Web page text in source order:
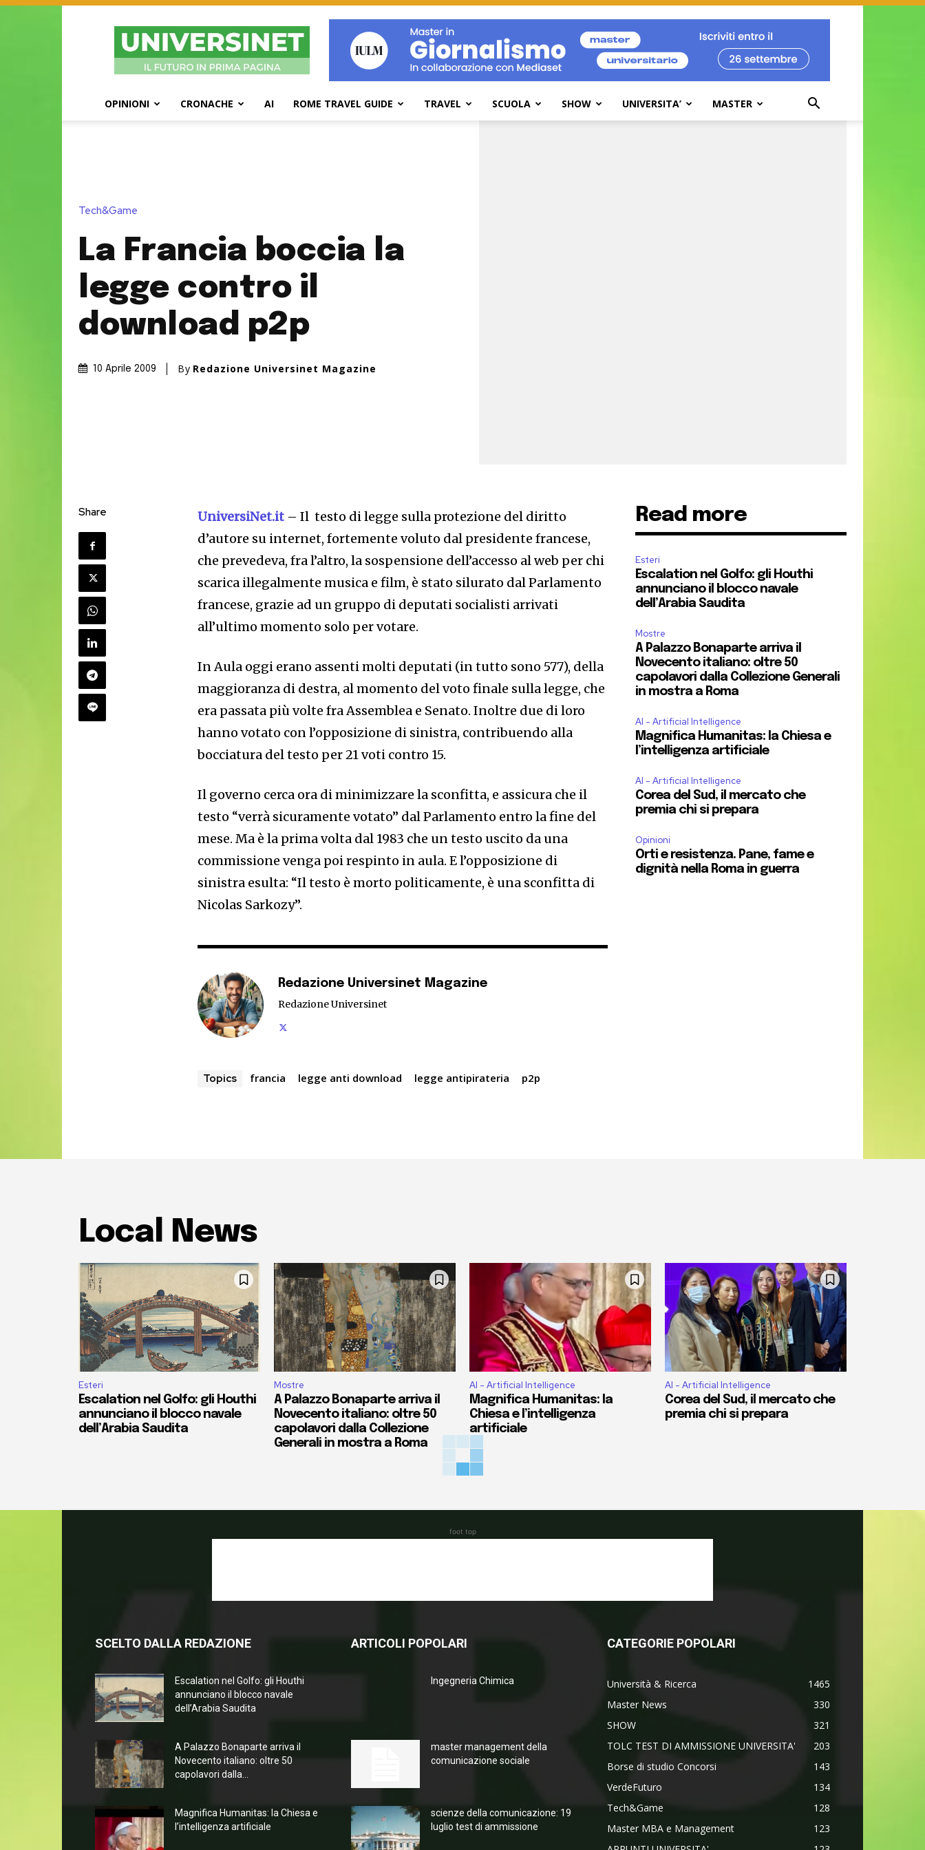
UniversiNet
Magazine
OPINIONI CRONACHE AI ROME TRAVEL GUIDE TRAVEL SCUOLA SHOW UNIVERSITA’ MASTER
Tech&Game
La Francia boccia la
legge contro il
download p2p
10 Aprile 2009 By Redazione Universinet Magazine
Share UniversiNet.it – Il testo di legge sulla protezione del diritto
d’autore su internet, fortemente voluto dal presidente francese,
che prevedeva, fra l’altro, la sospensione dell’accesso al web per chi
scarica illegalmente musica e film, è stato silurato dal Parlamento
francese, grazie ad un gruppo di deputati socialisti arrivati
all’ultimo momento solo per votare.
In Aula oggi erano assenti molti deputati (in tutto sono 577), della
maggioranza di destra, al momento del voto finale sulla legge, che
era passata più volte fra Assemblea e Senato. Inoltre due di loro
hanno votato con l’opposizione di sinistra, contribuendo alla
bocciatura del testo per 21 voti contro 15.
Il governo cerca ora di minimizzare la sconfitta, e assicura che il
testo “verrà sicuramente votato” dal Parlamento entro la fine del
mese. Ma è la prima volta dal 1983 che un testo uscito da una
commissione venga poi respinto in aula. E l’opposizione di
sinistra esulta: “Il testo è morto politicamente, è una sconfitta di
Nicolas Sarkozy”.
Redazione Universinet Magazine
Redazione Universinet
Topics francia legge anti download legge antipirateria p2p
Read more
Esteri
Escalation nel Golfo: gli Houthi
annunciano il blocco navale
dell’Arabia Saudita
Mostre
A Palazzo Bonaparte arriva il
Novecento italiano: oltre 50
capolavori dalla Collezione Generali
in mostra a Roma
AI - Artificial Intelligence
Magnifica Humanitas: la Chiesa e
l’intelligenza artificiale
AI - Artificial Intelligence
Corea del Sud, il mercato che
premia chi si prepara
Opinioni
Orti e resistenza. Pane, fame e
dignità nella Roma in guerra
Local News
Esteri
Escalation nel Golfo: gli Houthi
annunciano il blocco navale
dell’Arabia Saudita
Mostre
A Palazzo Bonaparte arriva il
Novecento italiano: oltre 50
capolavori dalla Collezione
Generali in mostra a Roma
AI - Artificial Intelligence
Magnifica Humanitas: la
Chiesa e l’intelligenza
artificiale
AI - Artificial Intelligence
Corea del Sud, il mercato che
premia chi si prepara
foot top
SCELTO DALLA REDAZIONE
Escalation nel Golfo: gli Houthi
annunciano il blocco navale
dell’Arabia Saudita
A Palazzo Bonaparte arriva il
Novecento italiano: oltre 50
capolavori dalla...
Magnifica Humanitas: la Chiesa e
l’intelligenza artificiale
ARTICOLI POPOLARI
Ingegneria Chimica
master management della
comunicazione sociale
scienze della comunicazione: 19
luglio test di ammissione
CATEGORIE POPOLARI
Università & Ricerca
1465
Master News
330
SHOW
321
TOLC TEST DI AMMISSIONE UNIVERSITA'
203
Borse di studio Concorsi
143
VerdeFuturo
134
Tech&Game
128
Master MBA e Management
123